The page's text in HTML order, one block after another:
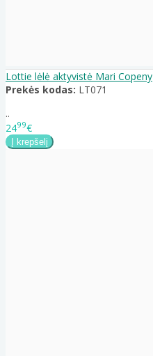
Lottie lėlė aktyvistė Mari Copeny
Prekės kodas: LT071
..
2499€